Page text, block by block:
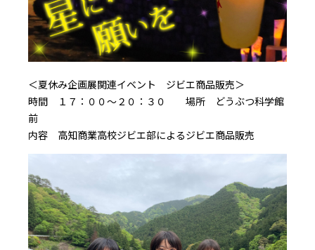
＜夏休み企画展関連イベント ジビエ商品販売＞
時間 １７：００～２０：３０ 場所 どうぶつ科学館
前
内容 高知商業高校ジビエ部によるジビエ商品販売